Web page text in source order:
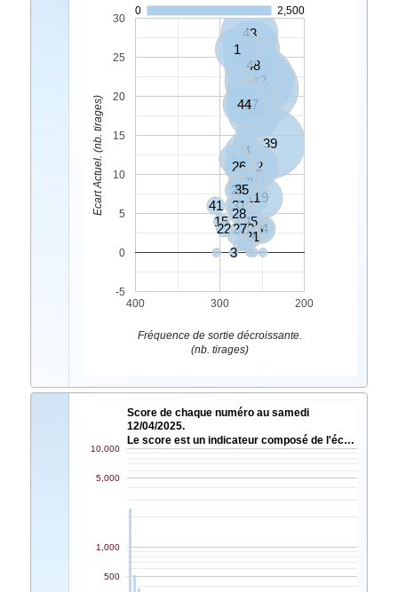
0
2,500
25
39
42
43
48
33
17
1
32
19
44
24
20
40
11
6
9
26
49
14
23
8
29
35
5
4
7
31
45
28
30
34
2
21
27
41
15
22
3
400 300 200
-5
0
5
10
15
20
25
30
Fréquence de sortie décroissante.
(nb. tirages)
Ecart Actuel. (nb. tirages)
Score de chaque numéro au samedi
12/04/2025.
Le score est un indicateur composé de l'éc…
500
1,000
5,000
10,000